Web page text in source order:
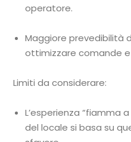
operatore.
Maggiore prevedibilità
ottimizzare comande e
Limiti da considerare:
L’esperienza “fiamma
del locale si basa su